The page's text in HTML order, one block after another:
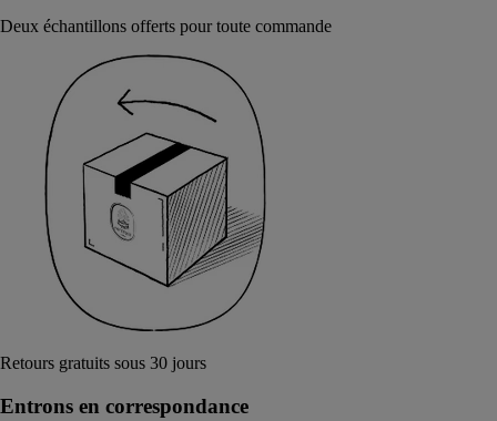
Deux échantillons offerts pour toute commande
Retours gratuits sous 30 jours
Entrons en correspondance​